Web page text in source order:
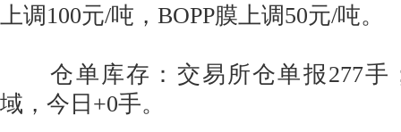
上调100元/吨，BOPP膜上调50元/吨。
仓单库存：交易所仓单报277手
域，今日+0手。